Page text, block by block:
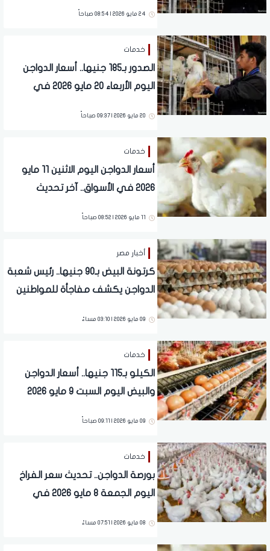
24 مايو 2026 | 08:54 صباحاً
خدمات
الصدور بـ185 جنيها.. أسعار الدواجن
اليوم الأربعاء 20 مايو 2026 في
20 مايو 2026 | 09:37 صباحاً
خدمات
أسعار الدواجن اليوم الاثنين 11 مايو
2026 في الأسواق.. آخر تحديث
11 مايو 2026 | 08:52 صباحاً
أخبار مصر
كرتونة البيض بـ90 جنيها.. رئيس شعبة
الدواجن يكشف مفاجأة للمواطنين
09 مايو 2026 | 03:10 مساءً
خدمات
الكيلو بـ115 جنيها.. أسعار الدواجن
والبيض اليوم السبت 9 مايو 2026
09 مايو 2026 | 09:11 صباحاً
خدمات
بورصة الدواجن.. تحديث سعر الفراخ
اليوم الجمعة 8 مايو 2026 في
08 مايو 2026 | 07:51 مساءً